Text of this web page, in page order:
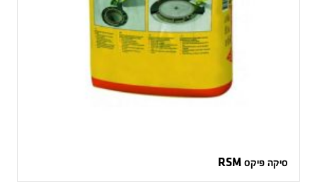
סיקה פיקס RSM